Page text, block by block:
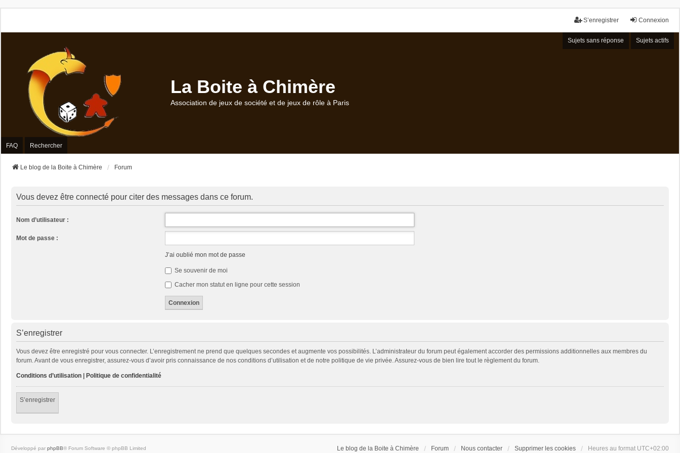
Connexion
S’enregistrer
Sujets sans réponse Sujets actifs
La Boite à Chimère
Association de jeux de société et de jeux de rôle à Paris
FAQ Rechercher
Le blog de la Boite à Chimère Forum
Vous devez être connecté pour citer des messages dans ce forum.
Nom d’utilisateur :
Mot de passe :
J’ai oublié mon mot de passe
Se souvenir de moi
Cacher mon statut en ligne pour cette session
S’enregistrer
Vous devez être enregistré pour vous connecter. L’enregistrement ne prend que quelques secondes et augmente vos possibilités. L’administrateur du forum peut également accorder des permissions additionnelles aux membres du
forum. Avant de vous enregistrer, assurez-vous d’avoir pris connaissance de nos conditions d’utilisation et de notre politique de vie privée. Assurez-vous de bien lire tout le règlement du forum.
Conditions d’utilisation Politique de confidentialité
S’enregistrer
Le blog de la Boite à Chimère Forum Nous contacter Supprimer les cookies Heures au format UTC+02:00
Développé par phpBB® Forum Software © phpBB Limited